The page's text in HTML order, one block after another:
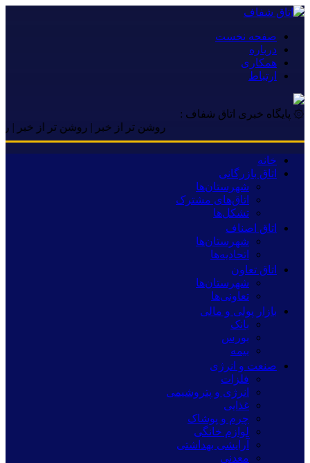
صفحه نخست
درباره
همکاری
ارتباط
۞ پایگاه خبری اتاق شفاف :
روشن تر از خبر | روشن تر از خبر | روشن
خانه
اتاق بازرگانی
شهرستان‌ها
اتاق‌های مشترک
تشکل‌ها
اتاق اصناف
شهرستان‌ها
اتحادیه‌ها
اتاق تعاون
شهرستان‌ها
تعاونی‌ها
بازار پولی و مالی
بانک
بورس
بیمه
صنعت و انرژی
فلزات
انرژی و پتروشیمی
غذایی
چرم و پوشاک
لوازم خانگی
آرایشی بهداشتی
معدنی